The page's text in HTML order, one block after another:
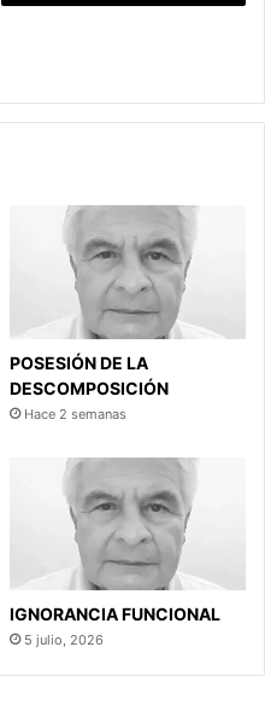
POSESIÓN DE LA
DESCOMPOSICIÓN
Hace 2 semanas
IGNORANCIA FUNCIONAL
5 julio, 2026